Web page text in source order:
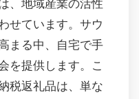
、地域産業の活性
せています。サウ
まる中、自宅で手
を提供します。こ
税返礼品は、単な